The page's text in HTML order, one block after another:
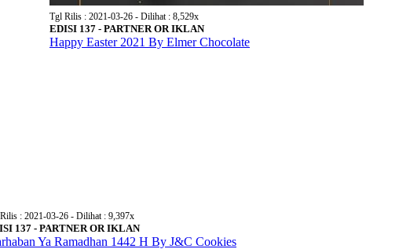
Tgl Rilis : 2021-03-26 - Dilihat : 8,529x
EDISI 137 - PARTNER OR IKLAN
Happy Easter 2021 By Elmer Chocolate
: 2021-03-26 - Dilihat : 9,397x
137 - PARTNER OR IKLAN
Ya Ramadhan 1442 H By J&C Cookies